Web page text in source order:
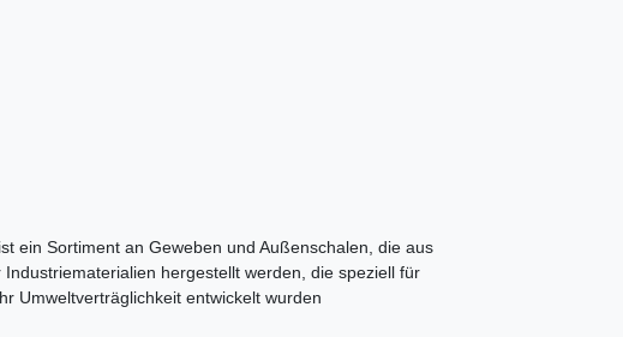
ein Sortiment an Geweben und Außenschalen, die aus
hergestellt werden, die speziell für
Umweltverträglichkeit entwickelt wurden